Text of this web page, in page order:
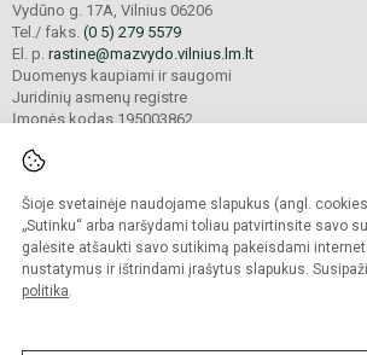
Šioje svetainėje naudojame slapukus (angl.
„Sutinku“ arba naršydami toliau patvirtinsite savo
galėsite atšaukti savo sutikimą pakeisdami
nustatymus ir ištrindami įrašytus slapukus.
politika.
Vydūno g. 17A, Vilnius 06206
Tel./ faks. (0 5) 279 5579
El. p. rastine@mazvydo.vilnius.lm.lt
Duomenys kaupiami ir saugomi
Juridinių asmenų registre
Įmonės kodas 195003862
© 2022. Vilniaus Martyno Mažvydo progimnazija.
Kopijuoti turinį be raštiško įstaigos administracijos
Prieinamumo paraiška Slapukų
Sumanus būdas atnaujinti